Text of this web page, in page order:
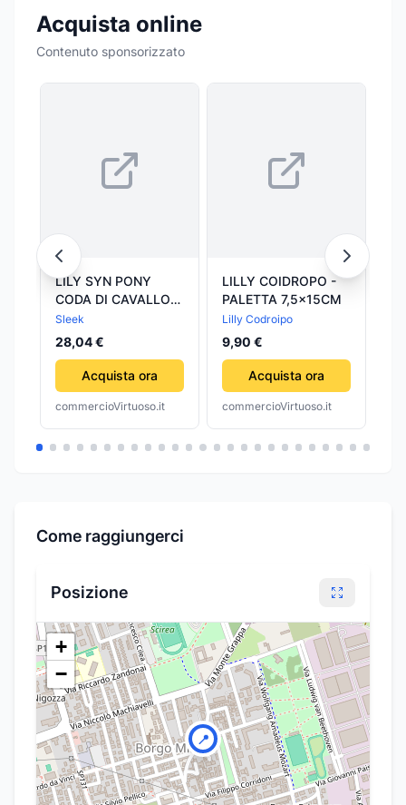
Acquista online
Contenuto sponsorizzato
LILY SYN PONY
CODA DI CAVALLO
SINTETICA
Sleek
28,04 €
Acquista ora
commercioVirtuoso.it
LILLY COIDROPO -
PALETTA 7,5x15CM
Lilly Codroipo
9,90 €
Acquista ora
commercioVirtuoso.it
Come raggiungerci
Posizione
📍
+
−